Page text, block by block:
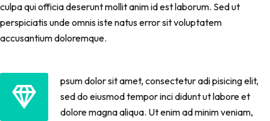
culpa qui officia deserunt mollit anim id est laborum. Sed ut
perspiciatis unde omnis iste natus error sit voluptatem
accusantium doloremque.
psum dolor sit amet, consectetur adi pisicing elit,
sed do eiusmod tempor inci didunt ut labore et
dolore magna aliqua. Ut enim ad minim veniam,